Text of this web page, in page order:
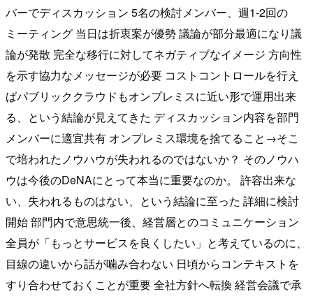
バーでディスカッション 5名の検討メンバー、週1-2回の
ミーティング 当日は折衷案が優勢 議論が部分最適になり議
論が発散 完全な移行に対してネガティブなイメージ 方向性
を示す協力なメッセージが必要 コストコントロールを行え
ばパブリッククラウドもオンプレミスに近い形で運用出来
る、という結論が見えてきた ディスカッション内容を部門
メンバーに適宜共有 オンプレミス環境を捨てること→そこ
で培われたノウハウが失われるのではないか？ そのノウハ
ウは今後のDeNAにとって本当に重要なのか。 許容出来な
い、失われるものはない、という結論に至った 詳細に検討
開始 部門内で意思統一後、経営層とのコミュニケーション
全員が「もっとサービスを良くしたい」と考えているのに、
目線の違いから話が噛み合わない 日頃からコンテキストを
すり合わせておくことが重要 全社方針へ転換 経営会議で承